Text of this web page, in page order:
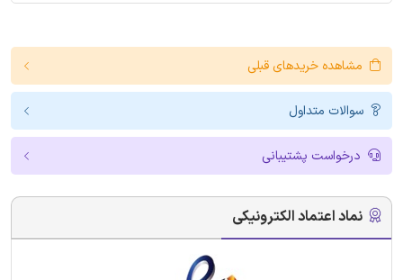
مشاهده خریدهای قبلی
سوالات متداول
درخواست پشتیبانی
نماد اعتماد الکترونیکی